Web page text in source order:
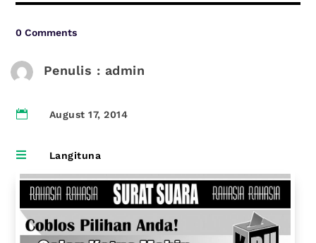
0 Comments
Penulis : admin
 August 17, 2014
 Langituna